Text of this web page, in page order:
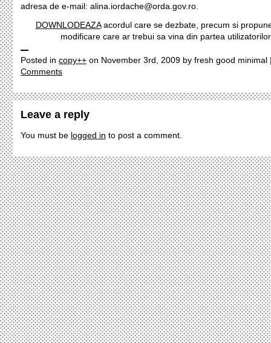
adresa de e-mail: alina.iordache@orda.gov.ro.
DOWNLODEAZAacordul care se dezbate, precum si
modificare care ar trebui sa vina din partea utilizatorilor
Posted in copy++ on November 3rd, 2009 by fresh good
Comments
Leave a reply
You must be logged in to post a comment.